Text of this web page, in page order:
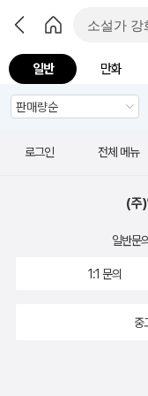
일반 만화
로그인 전체 메뉴
(주
일반문
1:1 문의
중